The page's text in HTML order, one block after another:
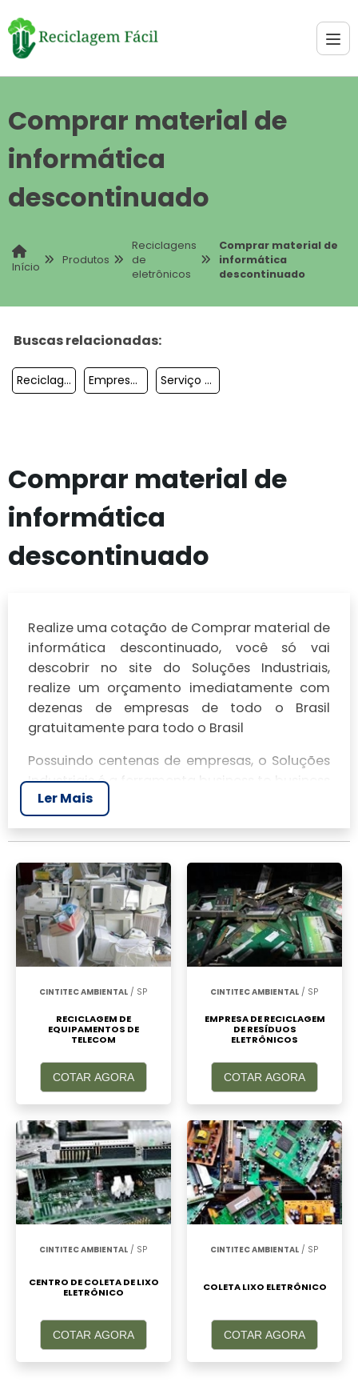
Comprar material de
informática
descontinuado
Início
Produtos
Reciclagens
de
eletrônicos
Comprar material de
informática
descontinuado
Buscas relacionadas:
Reciclagem De Equipamentos Eletrônicos Empresas De Descarte De Lixo Eletrônico Serviço De Reciclagem De Eletrônicos
Comprar material de
informática
descontinuado
Realize uma cotação de Comprar material de
informática descontinuado, você só vai
descobrir no site do Soluções Industriais,
realize um orçamento imediatamente com
dezenas de empresas de todo o Brasil
gratuitamente para todo o Brasil
Possuindo centenas de empresas, o Soluções
Industriais é a ferramenta business to business
mais completo da área industrial. Para
realizar um orçamento de Comprar material
de informática descontinuado, clique em um
ou mais dos anuciantes a seguir:
Ler Mais
CINTITEC AMBIENTAL / SP
RECICLAGEM DE
EQUIPAMENTOS DE
TELECOM
COTAR AGORA
CINTITEC AMBIENTAL / SP
EMPRESA DE RECICLAGEM
DE RESÍDUOS
ELETRÔNICOS
COTAR AGORA
CINTITEC AMBIENTAL / SP
CENTRO DE COLETA DE LIXO
ELETRÔNICO
COTAR AGORA
CINTITEC AMBIENTAL / SP
COLETA LIXO ELETRÔNICO
COTAR AGORA